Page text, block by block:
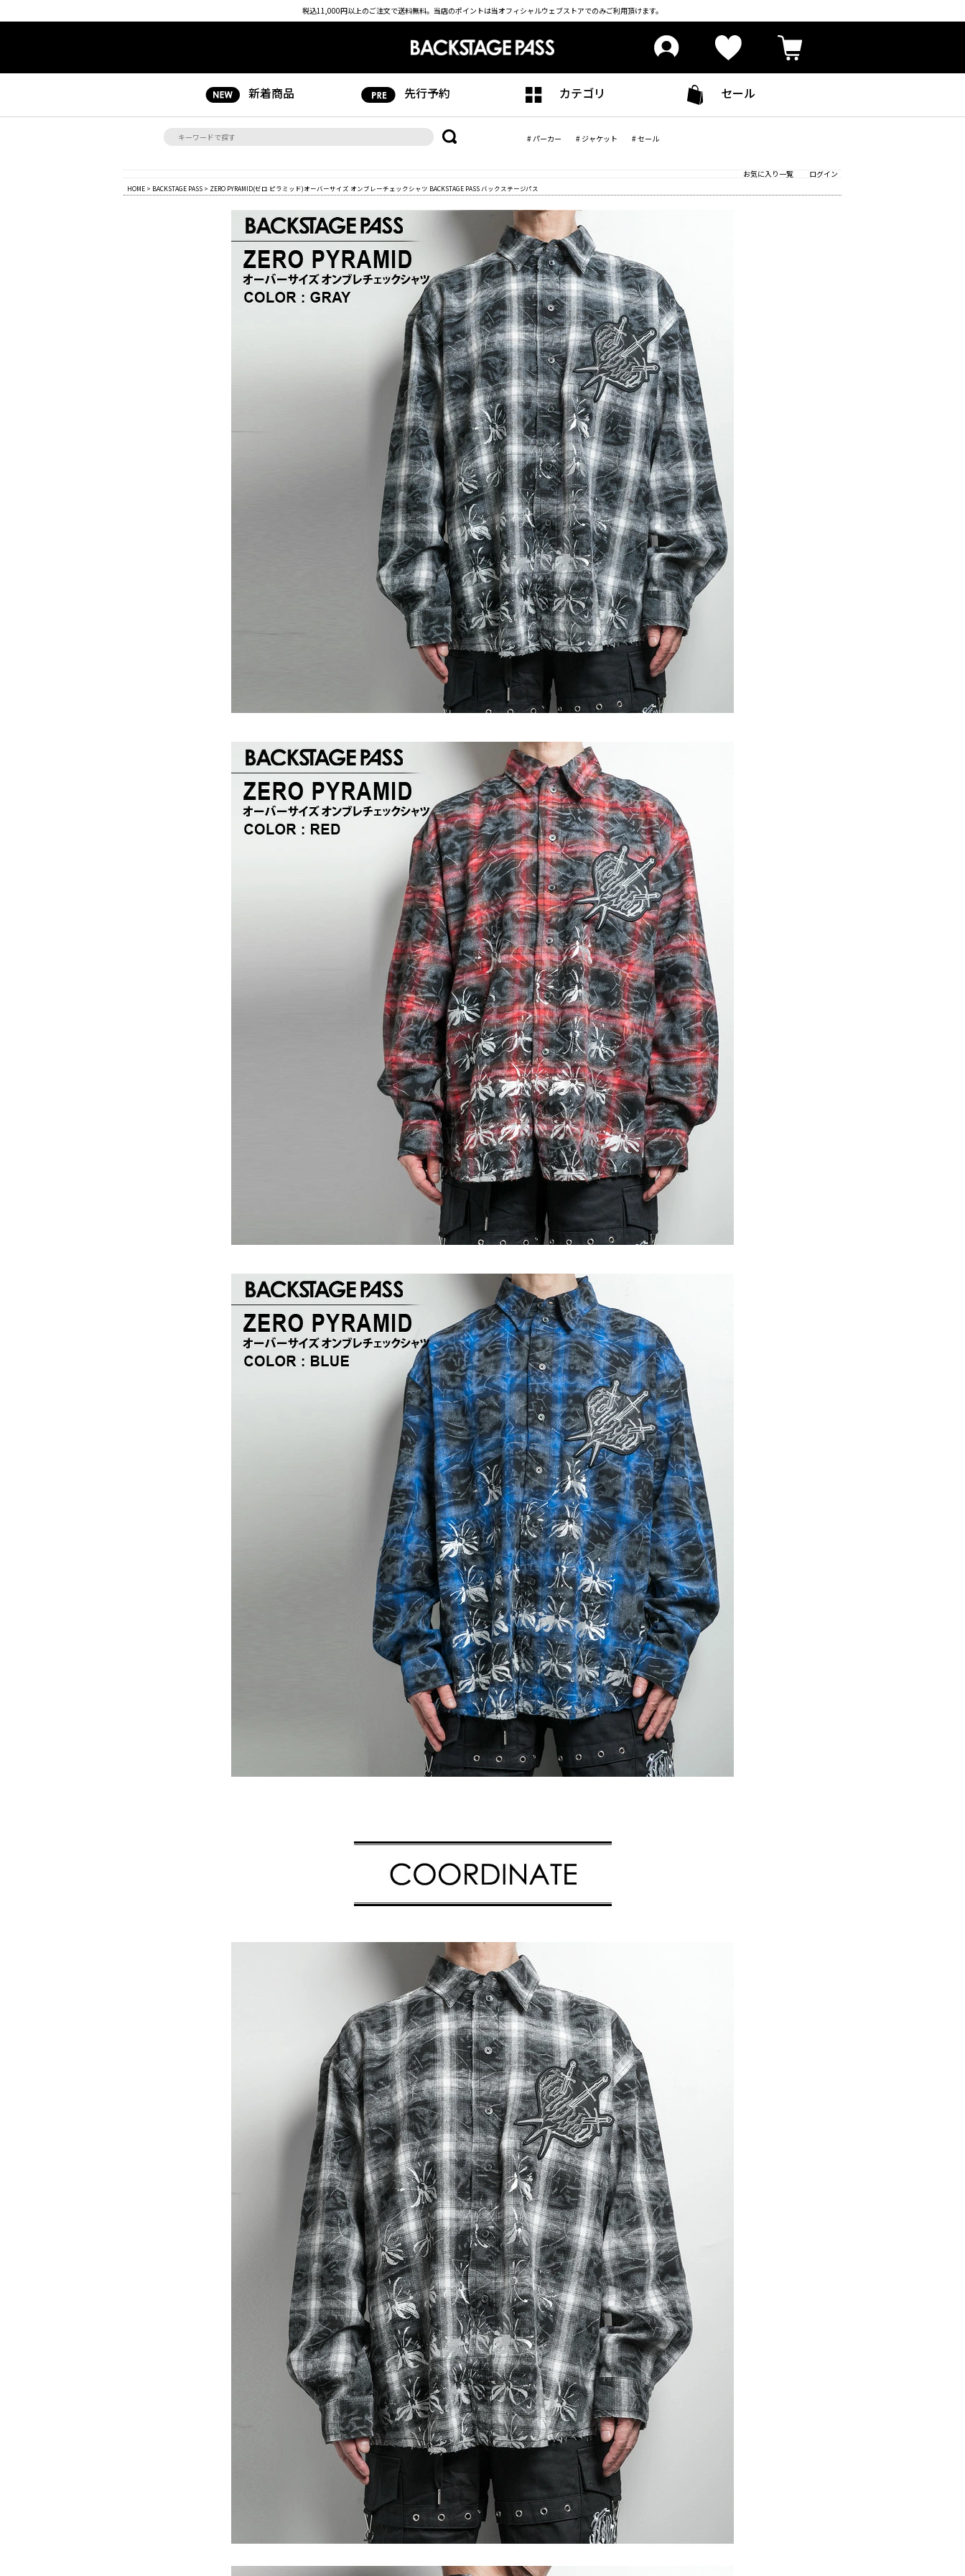
税込11,000円以上のご注文で送料無料。 当店のポイントは当オフィシャルウェブストアでのみご利用頂けます。
新着商品 先行予約 カテゴリ セール
# パーカー # ジャケット # セール
お気に入り一覧 ログイン
HOME > BACKSTAGE PASS > ZERO PYRAMID(ゼロ ピラミッド)オーバーサイズ オンブレーチェックシャツ BACKSTAGE PASS バックステージパス